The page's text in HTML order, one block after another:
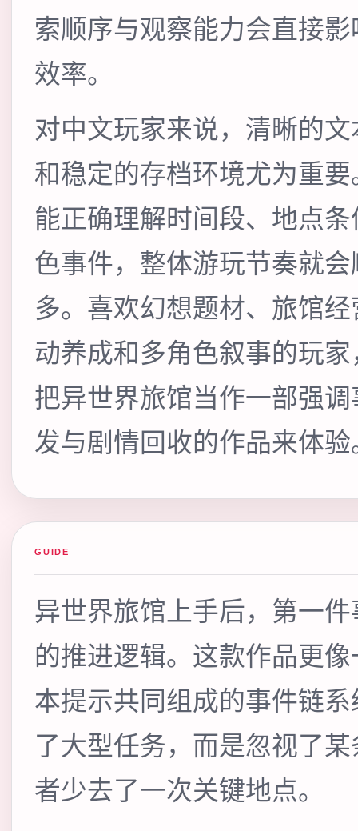
索顺序与观察能力会直接
效率。
对中文玩家来说，清晰的
和稳定的存档环境尤为重
能正确理解时间段、地点
色事件，整体游玩节奏就
多。喜欢幻想题材、旅馆
动养成和多角色叙事的玩
把异世界旅馆当作一部强
发与剧情回收的作品来体验
GUIDE
异世界旅馆上手后，第一
的推进逻辑。这款作品更
本提示共同组成的事件链
了大型任务，而是忽视了
者少去了一次关键地点。